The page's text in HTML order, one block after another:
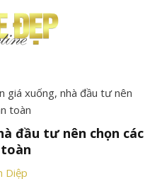
giá xuống, nhà đầu tư nên
toàn
đầu tư nên chọn các
Diệp